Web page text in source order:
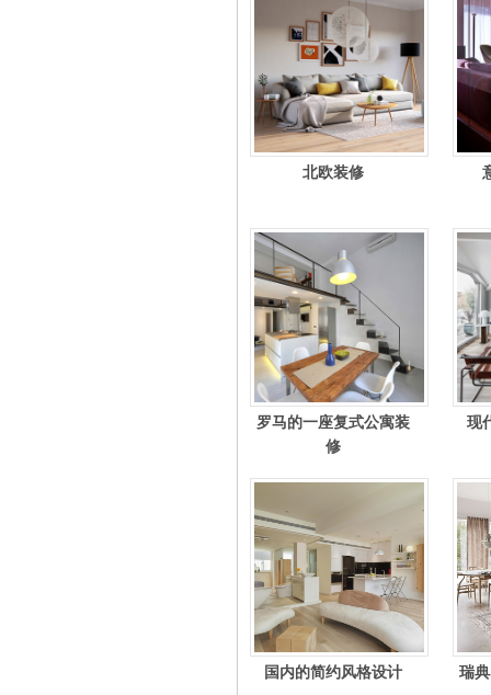
北欧装修
罗马的一座复式公寓装
修
现
国内的简约风格设计 瑞